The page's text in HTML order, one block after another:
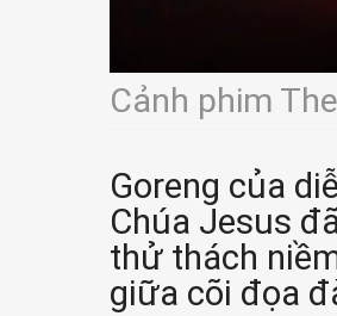
Cảnh phim
Goreng của
Chúa Jesus
thử thách
giữa cõi đọa